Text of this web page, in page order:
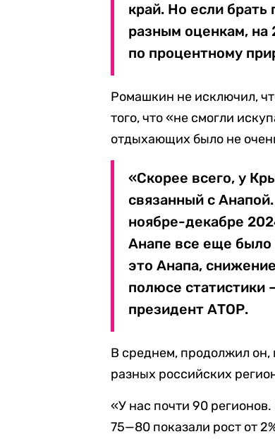
край. Но если
разным оценкам, на
по процентному
Ромашкин не исключил,
того, что «не смогли
отдыхающих было не
«Скорее всего, у
связанный с
ноябре-декабре
Анапе все еще было
это Анапа,
полюсе статистики
президент АТОР.
В среднем, продолжил он,
разных российских
«У нас почти 90
75—80 показали рост от